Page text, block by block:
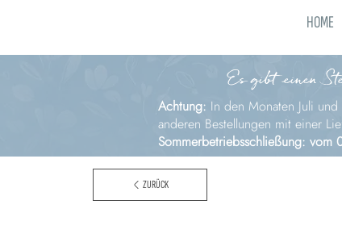
HOME
Es gibt einen
Achtung: In den Monaten Juli
anderen Bestellungen mit einer
Sommerbetriebsschließung:
ZURÜCK